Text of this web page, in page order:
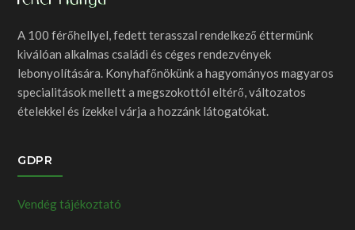
A 100 férőhellyel, fedett terasszal rendelkező éttermünk
kiválóan alkalmas családi és céges rendezvények
lebonyolítására. Konyhafőnökünk a hagyományos magyaros
specialitások mellett a megszokottól eltérő, változatos
ételekkel és ízekkel várja a hozzánk látogatókat.
GDPR
Vendég tájékoztató